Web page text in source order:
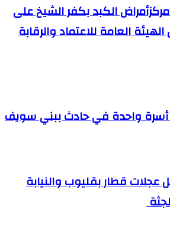
الكبد بكفر الشيخ على
العامة للاعتماد والرقابة
قطار بقليوب والنيابة